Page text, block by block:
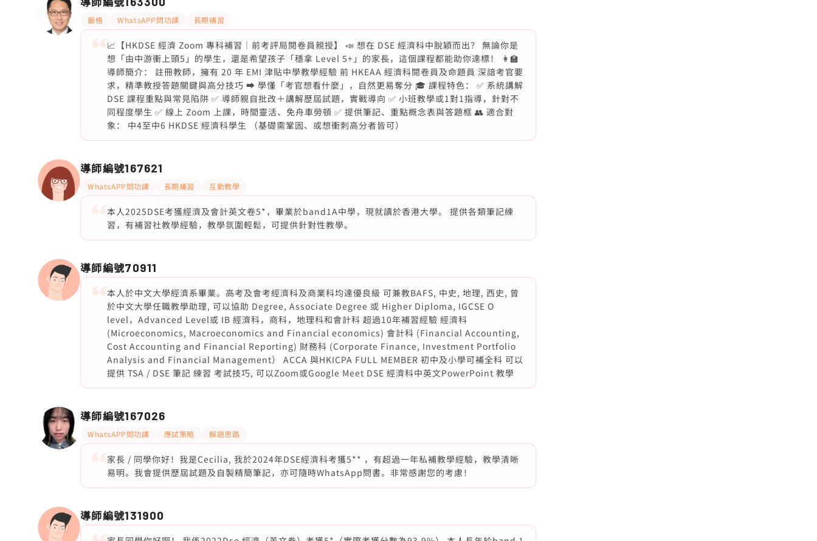
嚴格 WhatsAPP問功課 長期補習
📈【HKDSE 經濟 Zoom 專科補習｜前考評局閱卷員親授】 📣 想在 DSE 經濟科中脫穎而出？ 無論你是
想「由中游衝上頭5」的學生，還是希望孩子「穩拿 Level 5+」的家長，這個課程都能助你達標！ 👩‍🏫
導師簡介： 註冊教師，擁有 20 年 EMI 津貼中學教學經驗 前 HKEAA 經濟科閱卷員及命題員 深諳考官要
求，精準教授答題關鍵與高分技巧 ➡️ 學懂「考官想看什麼」，自然更易奪分 🎓 課程特色： ✅ 系統講解
DSE 課程重點與常見陷阱 ✅ 導師親自批改＋講解歷屆試題，實戰導向 ✅ 小班教學或1對1指導，針對不
同程度學生 ✅ 線上 Zoom 上課，時間靈活、免舟車勞頓 ✅ 提供筆記、重點概念表與答題框 👥 適合對
象： 中4至中6 HKDSE 經濟科學生 （基礎需鞏固、或想衝刺高分者皆可）
導師編號167621
WhatsAPP問功課 長期補習 互動教學
本人2025DSE考獲經濟及會計英文卷5*，畢業於band1A中學，現就讀於香港大學。 提供各類筆記練
習，有補習社教學經驗，教學氛圍輕鬆，可提供針對性教學。
導師編號70911
本人於中文大學經濟系畢業。高考及會考經濟科及商業科均達優良級 可兼教BAFS, 中史, 地理, 西史, 曾
於中文大學任職教學助理, 可以協助 Degree, Associate Degree 或 Higher Diploma, IGCSE O
level，Advanced Level或 IB 經濟科，商科，地理科和會計科 超過10年補習經驗 經濟科
(Microeconomics, Macroeconomics and Financial economics) 會計科 (Financial Accounting,
Cost Accounting and Financial Reporting) 財務科 (Corporate Finance, Investment Portfolio
Analysis and Financial Management） ACCA 與HKICPA FULL MEMBER 初中及小學可補全科 可以
提供 TSA / DSE 筆記 練習 考試技巧, 可以Zoom或Google Meet DSE 經濟科中英文PowerPoint 教學
導師編號167026
WhatsAPP問功課 應試策略 解題思路
家長 / 同學你好！我是Cecilia, 我於2024年DSE經濟科考獲5** ，有超過一年私補教學經驗，教學清晰
易明。我會提供歷屆試題及自製精簡筆記，亦可隨時WhatsApp問書。非常感謝您的考慮！
導師編號131900